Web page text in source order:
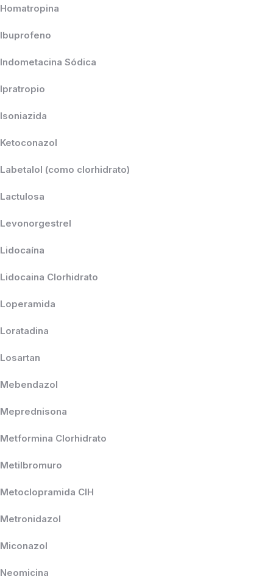
Homatropina
Ibuprofeno
Indometacina Sódica
Ipratropio
Isoniazida
Ketoconazol
Labetalol (como clorhidrato)
Lactulosa
Levonorgestrel
Lidocaína
Lidocaina Clorhidrato
Loperamida
Loratadina
Losartan
Mebendazol
Meprednisona
Metformina Clorhidrato
Metilbromuro
Metoclopramida ClH
Metronidazol
Miconazol
Neomicina